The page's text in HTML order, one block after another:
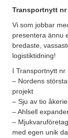
Transportnytt
Vi som jobbar
presentera ännu
bredaste,
logistiktidning!
I Transportnytt
– Nordens
projekt
– Sju av tio
– Ahlsell
–
med egen unik